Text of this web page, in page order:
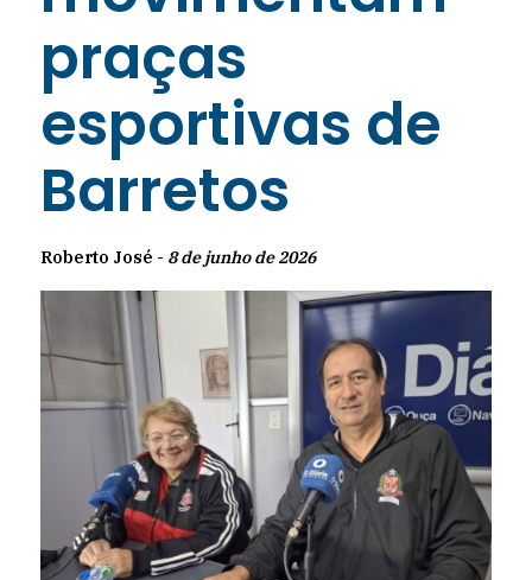
praças
esportivas de
Barretos
Roberto José - 8 de junho de 2026